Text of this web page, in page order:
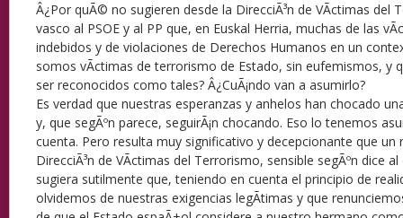
Â¿Por quÃ© no sugieren desde la DirecciÃ³n de VÃ­ctimas del
vasco al PSOE y al PP que, en Euskal Herria, muchas de las
indebidos y de violaciones de Derechos Humanos en un
somos vÃ­ctimas de terrorismo de Estado, sin eufemismos, y
ser reconocidos como tales? Â¿CuÃ¡ndo van a asumirlo?
Es verdad que nuestras esperanzas y anhelos han chocado
y, que segÃºn parece, seguirÃ¡n chocando. Eso lo tenemos
cuenta. Pero resulta muy significativo y decepcionante que un
DirecciÃ³n de VÃ­ctimas del Terrorismo, sensible segÃºn dice
sugiera sutilmente que, teniendo en cuenta el principio de
olvidemos de nuestras exigencias legÃ­timas y que